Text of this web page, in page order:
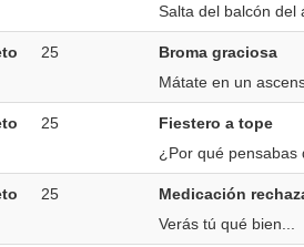
Salta del balcón del
25
Broma graciosa
Mátate en un
25
Fiestero a tope
¿Por qué pensabas
25
Medicación
Verás tú qué bien...